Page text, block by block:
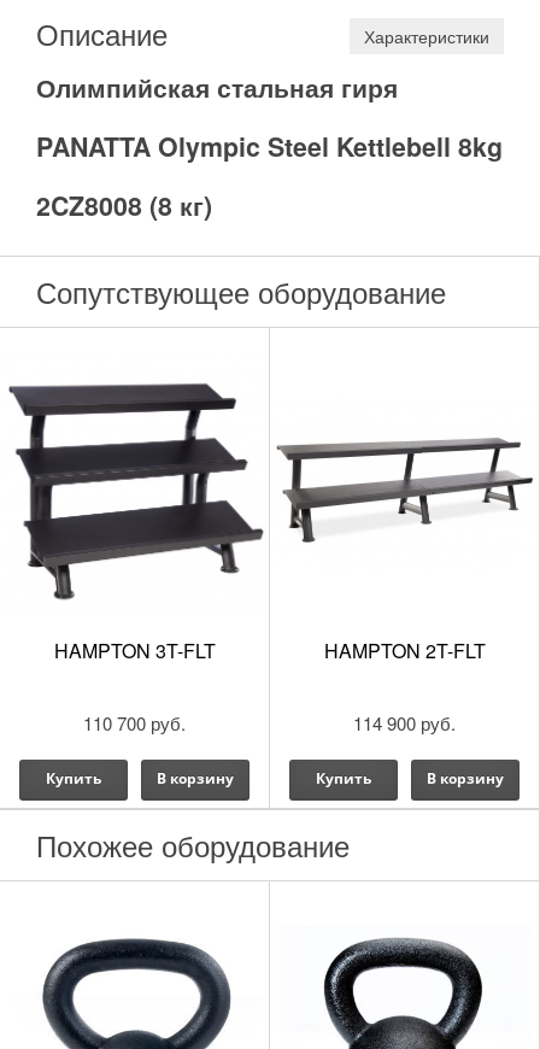
Описание Характеристики
Олимпийская стальная гиря
PANATTA Olympic Steel Kettlebell 8kg
2CZ8008 (8 кг)
Сопутствующее оборудование
3T-FLT
700 руб.
В корзину
HAMPTON 2T-FLT
114 900 руб.
Купить В корзину
Похожее оборудование